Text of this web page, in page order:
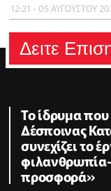
12:21 - 05 ΑΥΓΟΥΣΤΟΥ
Δειτε
Το ίδρυμα
Δέσποινας
συνεχίζει το
προσφορά»